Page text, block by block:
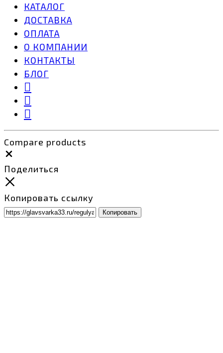
КАТАЛОГ
ДОСТАВКА
ОПЛАТА
О КОМПАНИИ
КОНТАКТЫ
БЛОГ
Compare products
Поделиться
Копировать ссылку
Копировать